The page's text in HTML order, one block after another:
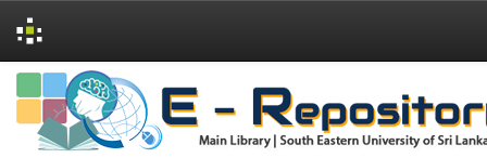
Skip
navigation